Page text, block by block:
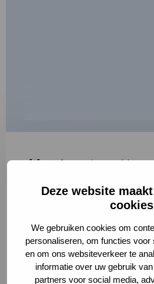
Deze website
cookies
We gebruiken cookies om
personaliseren, om functies voor
en om ons websiteverkeer te
informatie over uw gebruik
partners voor social media,
"*" geeft vereiste velden
2
Volledige omschrijving*